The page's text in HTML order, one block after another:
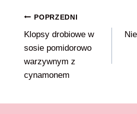
Nawigacja
wpisu
POPRZEDNI
Klopsy drobiowe w
sosie pomidorowo
warzywnym z
cynamonem